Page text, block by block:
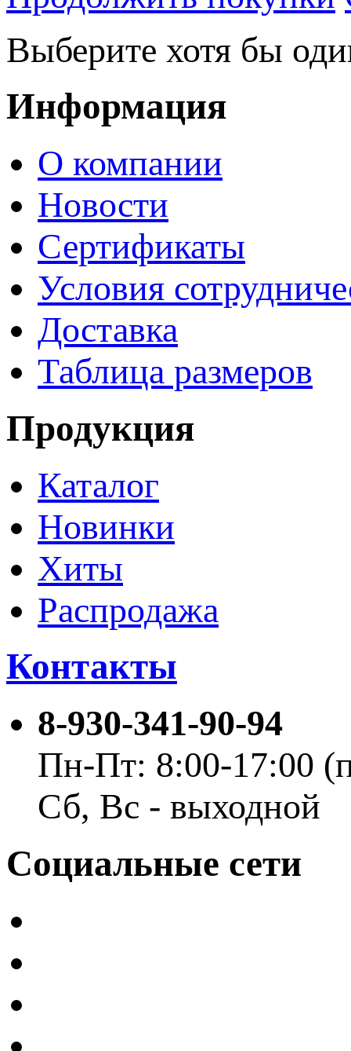
Выберите хотя бы
Информация
О компании
Новости
Сертификаты
Условия
Доставка
Таблица размеров
Продукция
Каталог
Новинки
Хиты
Распродажа
Контакты
8-930-341-90-94
Пн-Пт: 8:00-17:00
Сб, Вс - выходной
Социальные сети